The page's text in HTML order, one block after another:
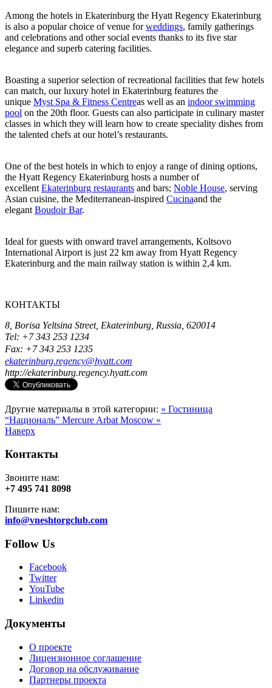
Among the hotels in Ekaterinburg the Hyatt Regency Ekaterinburg
is also a popular choice of venue forweddings, family gatherings
and celebrations and other social events thanks to its five star
elegance and superb catering facilities.
Boasting a superior selection of recreational facilities that few hotels
can match, our luxury hotel in Ekaterinburg features the
unique Myst Spa & Fitness Centreas well as an indoor swimming
pool on the 20th floor. Guests can also participate in culinary master
classes in which they will learn how to create speciality dishes from
the talented chefs at our hotel’s restaurants.
One of the best hotels in which to enjoy a range of dining options,
the Hyatt Regency Ekaterinburg hosts a number of
excellent Ekaterinburg restaurants and bars; Noble House, serving
Asian cuisine, the Mediterranean-inspired Cucinaand the
elegant Boudoir Bar.
Ideal for guests with onward travel arrangements, Koltsovo
International Airport is just 22 km away from Hyatt Regency
Ekaterinburg and the main railway station is within 2,4 km.
КОНТАКТЫ
8, Borisa Yeltsina Street, Ekaterinburg, Russia, 620014
Tel: +7 343 253 1234
Fax: +7 343 253 1235
ekaterinburg.regency@hyatt.com
http://ekaterinburg.regency.hyatt.com
Другие материалы в этой категории: « Гостиница
“Националь” Mercure Arbat Moscow »
Наверх
Контакты
Звоните нам:
+7 495 741 8098
Пишите нам:
info@vneshtorgclub.com
Follow Us
Facebook
Twitter
YouTube
Linkedin
Документы
О проекте
Лицензионное соглашение
Договор на обслуживание
Партнеры проекта